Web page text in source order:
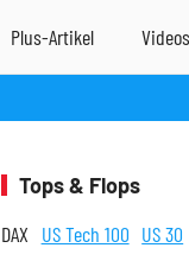
Tops & Flops
DAX US Tech 100 US 30